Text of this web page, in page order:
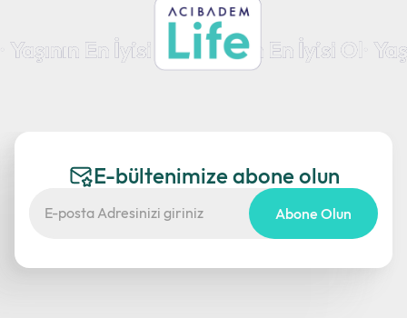
E-bültenimize abone olun
Abone Olun